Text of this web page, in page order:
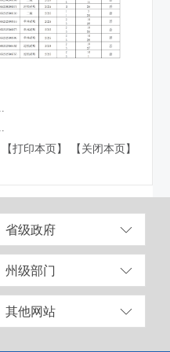
【打印本页】 【关闭本页】
省级政府
州级部门
其他网站